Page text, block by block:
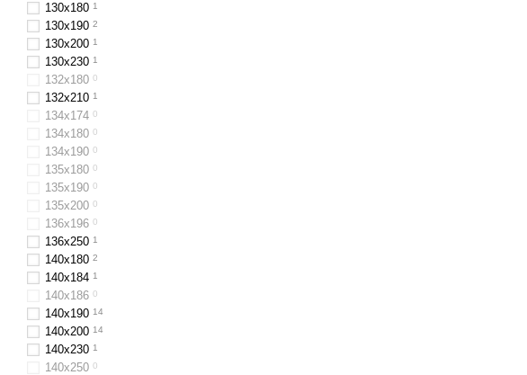
130x180 1
130х190 2
130x200 1
130x230 1
132x180 0
132х210 1
134х174 0
134х180 0
134х190 0
135х180 0
135х190 0
135х200 0
136х196 0
136x250 1
140х180 2
140х184 1
140х186 0
140x190 14
140x200 14
140x230 1
140x250 0